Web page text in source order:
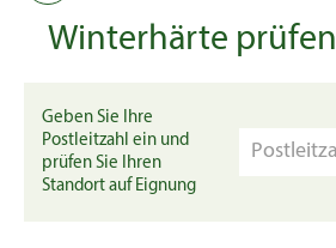
Winterhärte prüfen
Geben Sie Ihre
Postleitzahl ein und
prüfen Sie Ihren
Standort auf Eignung